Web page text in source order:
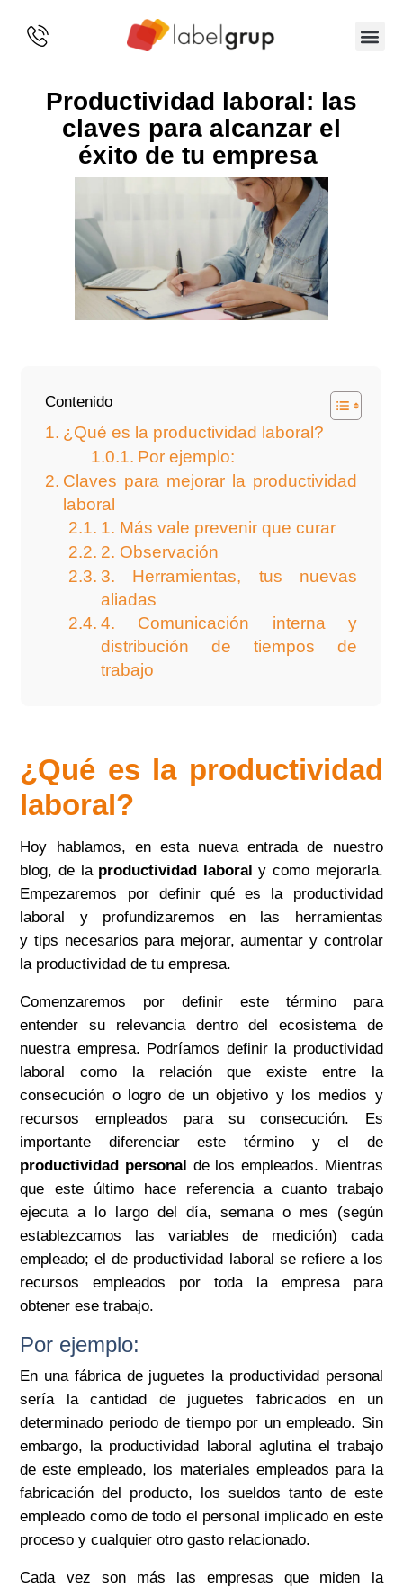
Productividad laboral: las
claves para alcanzar el
éxito de tu empresa
Contenido
¿Qué es la productividad laboral?
Por ejemplo:
Claves para mejorar la productividad
laboral
1. Más vale prevenir que curar
2. Observación
3. Herramientas, tus nuevas
aliadas
4. Comunicación interna y
distribución de tiempos de
trabajo
¿Qué es la productividad
laboral?
Hoy hablamos, en esta nueva entrada de nuestro
blog, de la productividad laboral y como mejorarla.
Empezaremos por definir qué es la productividad
laboral y profundizaremos en las herramientas
y tips necesarios para mejorar, aumentar y controlar
la productividad de tu empresa.
Comenzaremos por definir este término para
entender su relevancia dentro del ecosistema de
nuestra empresa. Podríamos definir la productividad
laboral como la relación que existe entre la
consecución o logro de un objetivo y los medios y
recursos empleados para su consecución. Es
importante diferenciar este término y el de
productividad personal de los empleados. Mientras
que este último hace referencia a cuanto trabajo
ejecuta a lo largo del día, semana o mes (según
establezcamos las variables de medición) cada
empleado; el de productividad laboral se refiere a los
recursos empleados por toda la empresa para
obtener ese trabajo.
Por ejemplo:
En una fábrica de juguetes la productividad personal
sería la cantidad de juguetes fabricados en un
determinado periodo de tiempo por un empleado. Sin
embargo, la productividad laboral aglutina el trabajo
de este empleado, los materiales empleados para la
fabricación del producto, los sueldos tanto de este
empleado como de todo el personal implicado en este
proceso y cualquier otro gasto relacionado.
Cada vez son más las empresas que miden la